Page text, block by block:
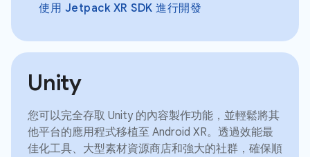
使用 Jetpack XR SDK 進行開發
Unity
您可以完全存取 Unity 的內容製作功能，並輕鬆將其
他平台的應用程式移植至 Android XR。透過效能最
佳化工具、大型素材資源商店和強大的社群，確保順